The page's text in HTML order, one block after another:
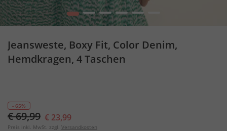
1 2 3 4 5
Jeansweste, Boxy Fit, Color Denim,
Hemdkragen, 4 Taschen
- 65%
€ 69,99 € 23,99
Preis inkl. MwSt. zzgl. Versandkosten